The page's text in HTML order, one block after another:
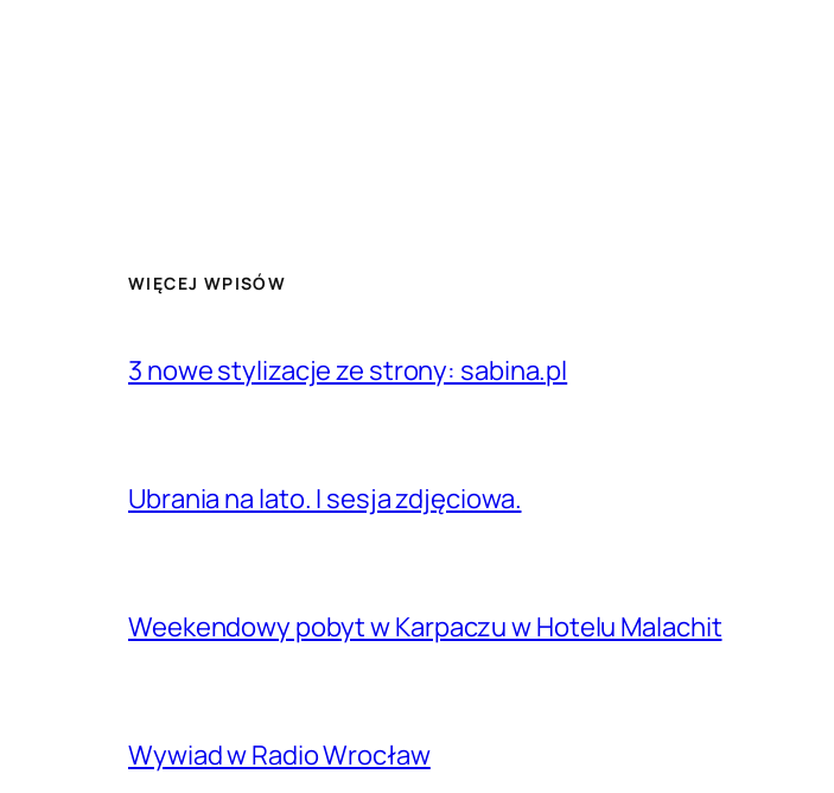
WIĘCEJ WPISÓW
3 nowe stylizacje ze strony: sabina.pl
Ubrania na lato. I sesja zdjęciowa.
Weekendowy pobyt w Karpaczu w Hotelu Malachit
Wywiad w Radio Wrocław